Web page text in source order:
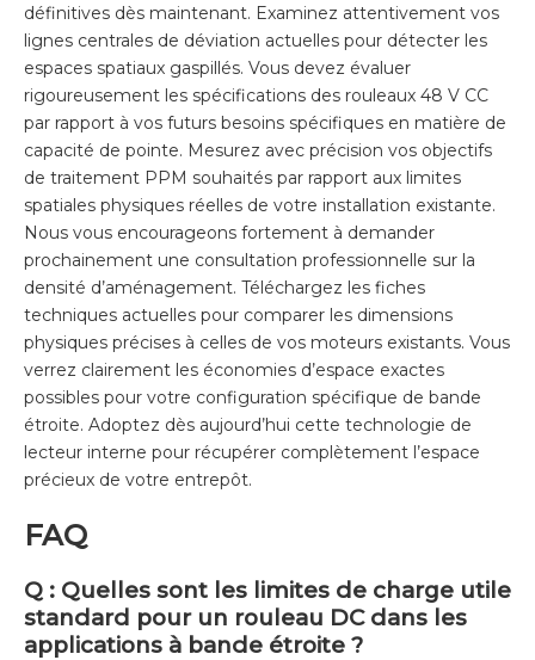
définitives dès maintenant. Examinez attentivement vos
lignes centrales de déviation actuelles pour détecter les
espaces spatiaux gaspillés. Vous devez évaluer
rigoureusement les spécifications des rouleaux 48 V CC
par rapport à vos futurs besoins spécifiques en matière de
capacité de pointe. Mesurez avec précision vos objectifs
de traitement PPM souhaités par rapport aux limites
spatiales physiques réelles de votre installation existante.
Nous vous encourageons fortement à demander
prochainement une consultation professionnelle sur la
densité d’aménagement. Téléchargez les fiches
techniques actuelles pour comparer les dimensions
physiques précises à celles de vos moteurs existants. Vous
verrez clairement les économies d’espace exactes
possibles pour votre configuration spécifique de bande
étroite. Adoptez dès aujourd’hui cette technologie de
lecteur interne pour récupérer complètement l’espace
précieux de votre entrepôt.
FAQ
Q : Quelles sont les limites de charge utile
standard pour un rouleau DC dans les
applications à bande étroite ?